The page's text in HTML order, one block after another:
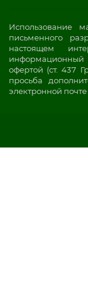
Использование
письменного
настоящем
офертой (ст. 437
просьба
электронной